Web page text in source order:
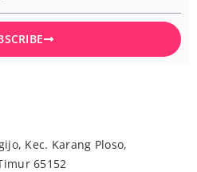
Kec. Karang Ploso,
65152